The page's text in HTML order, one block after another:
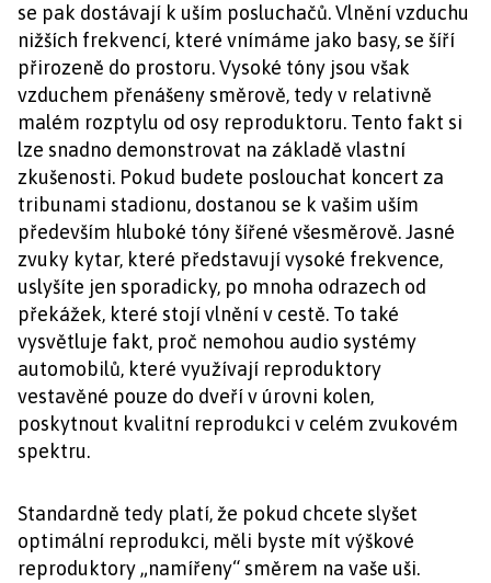
se pak dostávají k uším posluchačů. Vlnění vzduchu
nižších frekvencí, které vnímáme jako basy, se šíří
přirozeně do prostoru. Vysoké tóny jsou však
vzduchem přenášeny směrově, tedy v relativně
malém rozptylu od osy reproduktoru. Tento fakt si
lze snadno demonstrovat na základě vlastní
zkušenosti. Pokud budete poslouchat koncert za
tribunami stadionu, dostanou se k vašim uším
především hluboké tóny šířené všesměrově. Jasné
zvuky kytar, které představují vysoké frekvence,
uslyšíte jen sporadicky, po mnoha odrazech od
překážek, které stojí vlnění v cestě. To také
vysvětluje fakt, proč nemohou audio systémy
automobilů, které využívají reproduktory
vestavěné pouze do dveří v úrovni kolen,
poskytnout kvalitní reprodukci v celém zvukovém
spektru.
Standardně tedy platí, že pokud chcete slyšet
optimální reprodukci, měli byste mít výškové
reproduktory „namířeny“ směrem na vaše uši.